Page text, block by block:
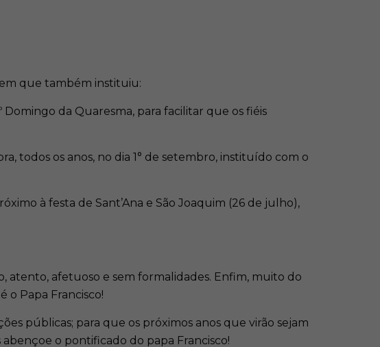
que também instituiu:
da Quaresma, para facilitar que os fiéis
todos os anos, no dia 1° de setembro, instituído com o
à festa de Sant’Ana e São Joaquim (26 de julho),
atento, afetuoso e sem formalidades. Enfim, muito do
o Papa Francisco!
públicas; para que os próximos anos que virão sejam
o pontificado do papa Francisco!